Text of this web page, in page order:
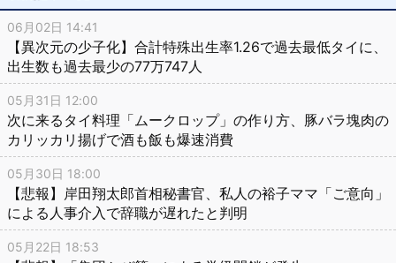
06月02日 14:41
【異次元の少子化】合計特殊出生率1.26で過去最低タイに、
出生数も過去最少の77万747人
05月31日 12:00
次に来るタイ料理「ムークロップ」の作り方、豚バラ塊肉の
カリッカリ揚げで酒も飯も爆速消費
05月30日 18:00
【悲報】岸田翔太郎首相秘書官、私人の裕子ママ「ご意向」
による人事介入で辞職が遅れたと判明
05月22日 18:53